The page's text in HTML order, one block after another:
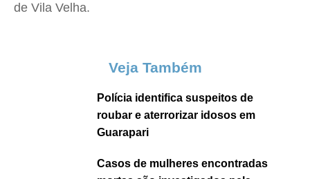
de Vila Velha.
Veja Também
Polícia identifica suspeitos de
roubar e aterrorizar idosos em
Guarapari
Casos de mulheres encontradas